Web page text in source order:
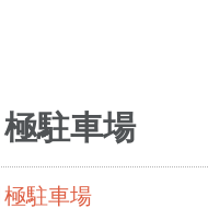
駐車場
極駐車場